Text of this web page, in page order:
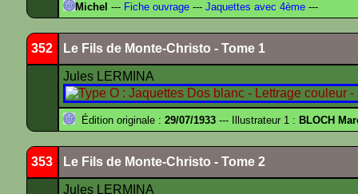
Michel --- Fiche ouvrage --- Jaquettes avec 4ème ---
352 Le Fils de Monte-Christo - Tome 1
Jules LERMINA
Édition originale : 29/07/1933 --- Illustrateur 1 : BLOCH
353 Le Fils de Monte-Christo - Tome 2
Jules LERMINA